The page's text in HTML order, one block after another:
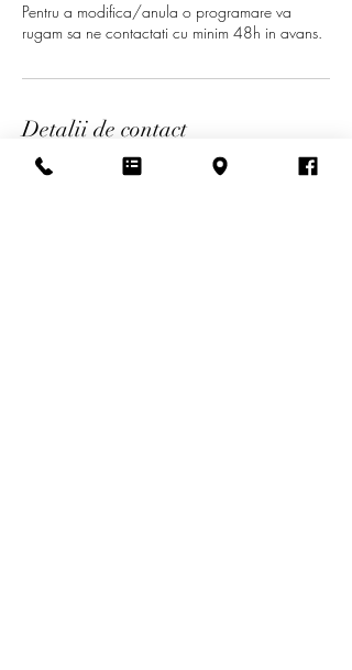
Pentru a modifica/anula o programare va
rugam sa ne contactati cu minim 48h in avans.
Detalii de contact
0744266287